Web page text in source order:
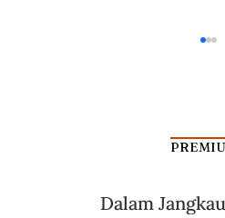
Dalam